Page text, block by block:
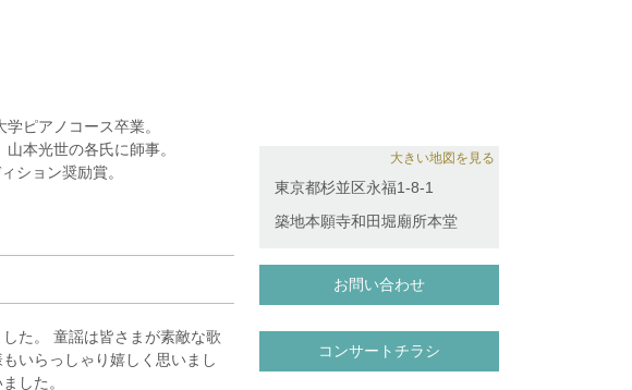
ウィーン・フィルハーモニー
中学生の部東京大会入選。
。ガラコンサートにおいて神戸
嶋佳子、山崎貴子、岡山潔の
ピアノコース卒業。
本光世の各氏に師事。
ション奨励賞。
2020年開設。
た。 童謡は皆さまが素敵な歌
いらっしゃり嬉しく思いまし
した。
大きい地図を見る
東京都杉並区永福1-8-1
築地本願寺和田堀廟所本堂
お問い合わせ
コンサートチラシ